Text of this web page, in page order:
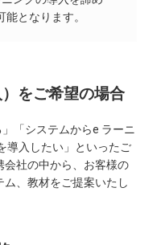
となります。
をご希望の場合
「システムからe ラーニ
導入したい」といったご
社の中から、お客様の
、教材をご提案いたし